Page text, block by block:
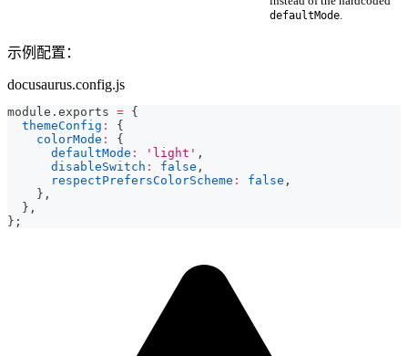
defaultMode
示例配置：
docusaurus.config.js
module . exports = {
themeConfig :
{
colorMode :
{
defaultMode : 'light' ,
disableSwitch : false ,
respectPrefersColorScheme : false ,
} ,
} ,
} ;